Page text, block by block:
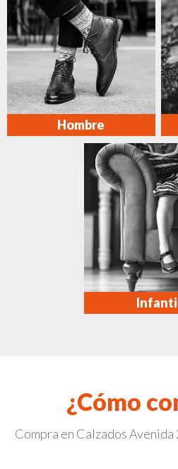
Hombre
¿Cómo
Compra en Calzados